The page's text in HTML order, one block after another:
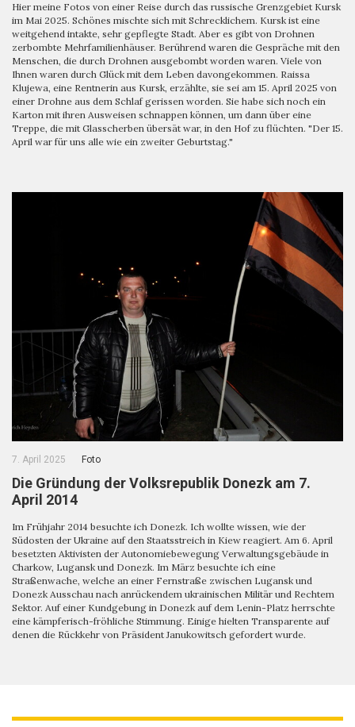
Hier meine Fotos von einer Reise durch das russische Grenzgebiet Kursk
im Mai 2025. Schönes mischte sich mit Schrecklichem. Kursk ist eine
weitgehend intakte, sehr gepflegte Stadt. Aber es gibt von Drohnen
zerbombte Mehrfamilienhäuser. Berührend waren die Gespräche mit den
Menschen, die durch Drohnen ausgebombt worden waren. Viele von
Ihnen waren durch Glück mit dem Leben davongekommen. Raissa
Klujewa, eine Rentnerin aus Kursk, erzählte, sie sei am 15. April 2025 von
einer Drohne aus dem Schlaf gerissen worden. Sie habe sich noch ein
Karton mit ihren Ausweisen schnappen können, um dann über eine
Treppe, die mit Glasscherben übersät war, in den Hof zu flüchten. "Der 15.
April war für uns alle wie ein zweiter Geburtstag."
7. April 2025 Foto
Die Gründung der Volksrepublik Donezk am 7.
April 2014
Im Frühjahr 2014 besuchte ich Donezk. Ich wollte wissen, wie der
Südosten der Ukraine auf den Staatsstreich in Kiew reagiert. Am 6. April
besetzten Aktivisten der Autonomiebewegung Verwaltungsgebäude in
Charkow, Lugansk und Donezk. Im März besuchte ich eine
Straßenwache, welche an einer Fernstraße zwischen Lugansk und
Donezk Ausschau nach anrückendem ukrainischen Militär und Rechtem
Sektor. Auf einer Kundgebung in Donezk auf dem Lenin-Platz herrschte
eine kämpferisch-fröhliche Stimmung. Einige hielten Transparente auf
denen die Rückkehr von Präsident Janukowitsch gefordert wurde.